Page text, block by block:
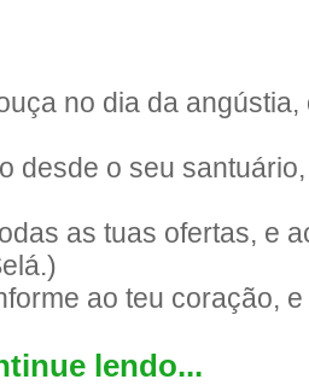
no dia da
desde o seu
as tuas ofertas, e
ao teu coração,
lendo...